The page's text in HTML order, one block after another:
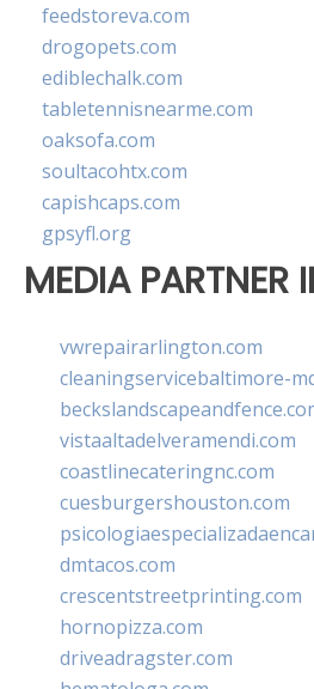
feedstoreva.com
drogopets.com
ediblechalk.com
tabletennisnearme.com
oaksofa.com
soultacohtx.com
capishcaps.com
gpsyfl.org
MEDIA PARTNER
vwrepairarlington.com
cleaningservicebaltimore-
vistaaltadelveramendi.com
coastlinecateringnc.com
cuesburgershouston.com
dmtacos.com
crescentstreetprinting.com
hornopizza.com
driveadragster.com